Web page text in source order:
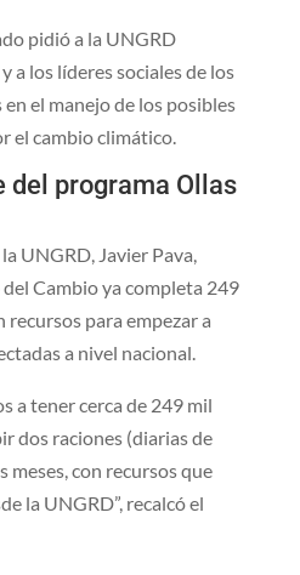
pidió a la UNGRD
a los líderes sociales de los
el manejo de los posibles
el cambio climático.
del programa Ollas
UNGRD, Javier Pava,
Cambio ya completa 249
para empezar a
a nivel nacional.
a tener cerca de 249 mil
dos raciones (diarias de
meses, con recursos que
la UNGRD”, recalcó el